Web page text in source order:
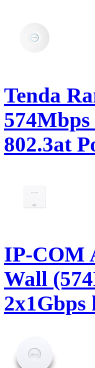
Tenda
802.3at
IP-COM
Wall
2x1Gbps